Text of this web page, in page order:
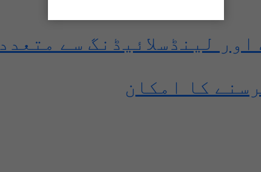
سے متعدد گھر تباہ، 9
کا امکان